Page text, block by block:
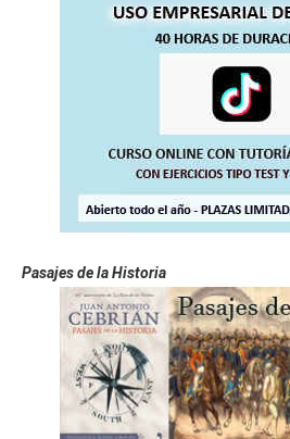
Pasajes de la Historia